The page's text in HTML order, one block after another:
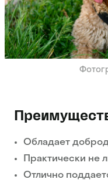
Обладает
Практически не
Отлично